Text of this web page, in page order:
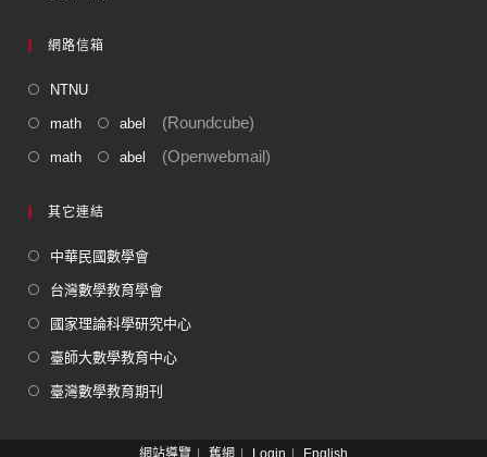
網路信箱
NTNU
math abel (Roundcube)
math abel (Openwebmail)
其它連結
中華民國數學會
台灣數學教育學會
國家理論科學研究中心
臺師大數學教育中心
臺灣數學教育期刊
網站導覽 舊網 Login English